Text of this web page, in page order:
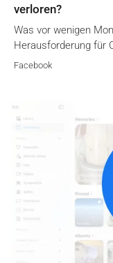
verloren?
Was vor wenigen
Herausforderung für
Facebook